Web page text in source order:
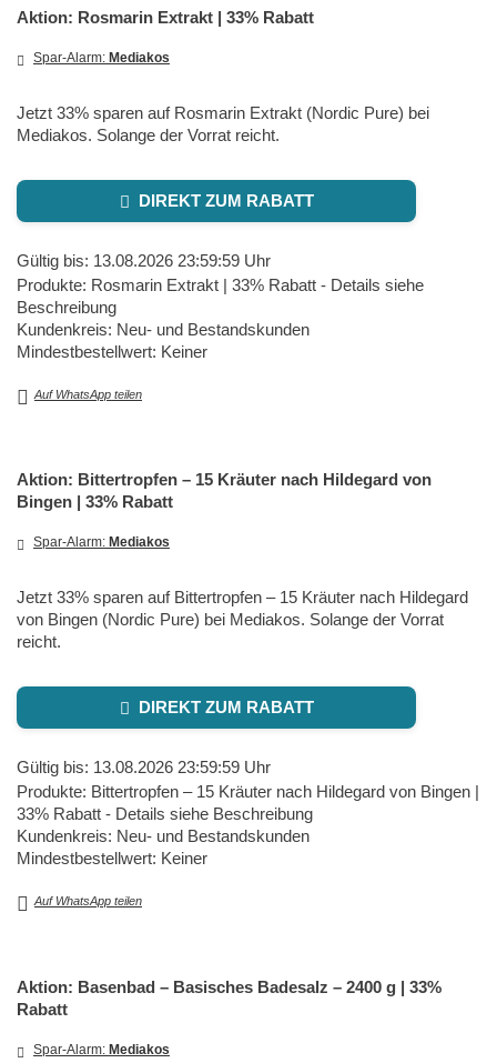
Aktion: Rosmarin Extrakt | 33% Rabatt
Spar-Alarm: Mediakos
Jetzt 33% sparen auf Rosmarin Extrakt (Nordic Pure) bei
Mediakos. Solange der Vorrat reicht.
DIREKT ZUM RABATT
Gültig bis: 13.08.2026 23:59:59 Uhr
Produkte: Rosmarin Extrakt | 33% Rabatt - Details siehe
Beschreibung
Kundenkreis: Neu- und Bestandskunden
Mindestbestellwert: Keiner
Auf WhatsApp teilen
Aktion: Bittertropfen – 15 Kräuter nach Hildegard von
Bingen | 33% Rabatt
Spar-Alarm: Mediakos
Jetzt 33% sparen auf Bittertropfen – 15 Kräuter nach Hildegard
von Bingen (Nordic Pure) bei Mediakos. Solange der Vorrat
reicht.
DIREKT ZUM RABATT
Gültig bis: 13.08.2026 23:59:59 Uhr
Produkte: Bittertropfen – 15 Kräuter nach Hildegard von Bingen |
33% Rabatt - Details siehe Beschreibung
Kundenkreis: Neu- und Bestandskunden
Mindestbestellwert: Keiner
Auf WhatsApp teilen
Aktion: Basenbad – Basisches Badesalz – 2400 g | 33%
Rabatt
Spar-Alarm: Mediakos